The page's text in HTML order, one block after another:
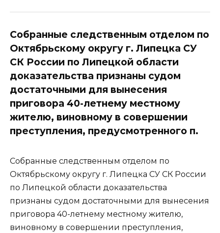
Собранные следственным отделом по
Октябрьскому округу г. Липецка СУ
СК России по Липецкой области
доказательства признаны судом
достаточными для вынесения
приговора 40-летнему местному
жителю, виновному в совершении
преступления, предусмотренного п.
Собранные следственным отделом по
Октябрьскому округу г. Липецка СУ СК России
по Липецкой области доказательства
признаны судом достаточными для вынесения
приговора 40-летнему местному жителю,
виновному в совершении преступления,